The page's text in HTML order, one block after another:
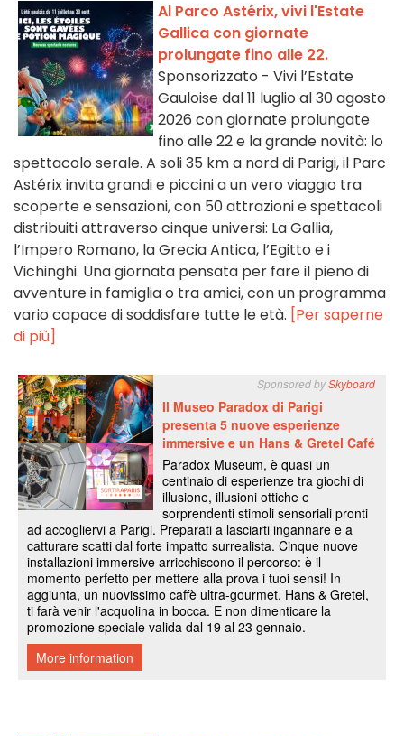
Al Parco Astérix, vivi l'Estate
Gallica con giornate
prolungate fino alle 22.
Sponsorizzato - Vivi l’Estate
Gauloise dal 11 luglio al 30 agosto
2026 con giornate prolungate
fino alle 22 e la grande novità: lo
spettacolo serale. A soli 35 km a nord di Parigi, il Parc
Astérix invita grandi e piccini a un vero viaggio tra
scoperte e sensazioni, con 50 attrazioni e spettacoli
distribuiti attraverso cinque universi: La Gallia,
l’Impero Romano, la Grecia Antica, l’Egitto e i
Vichinghi. Una giornata pensata per fare il pieno di
avventure in famiglia o tra amici, con un programma
vario capace di soddisfare tutte le età. [Per saperne
di più]